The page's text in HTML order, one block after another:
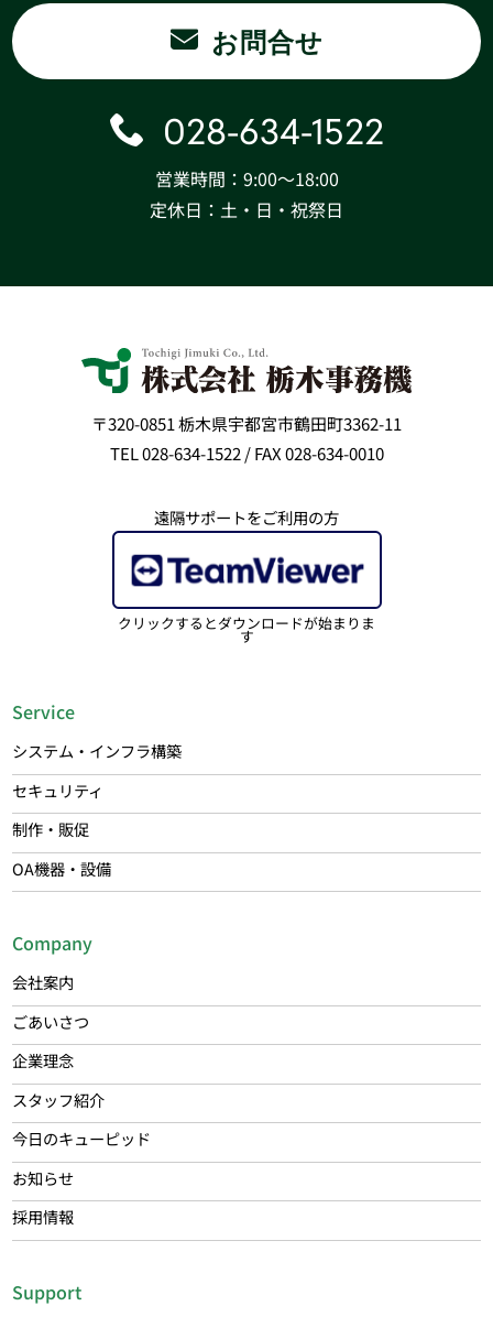
お問合せ
028-634-1522
営業時間：9:00〜18:00
定休日：土・日・祝祭日
〒320-0851 栃木県宇都宮市鶴田町3362-11
TEL 028-634-1522 / FAX 028-634-0010
遠隔サポートをご利用の方
クリックするとダウンロードが始まりま
す
Service
システム・インフラ構築
セキュリティ
制作・販促
OA機器・設備
Company
会社案内
ごあいさつ
企業理念
スタッフ紹介
今日のキューピッド
お知らせ
採用情報
Support